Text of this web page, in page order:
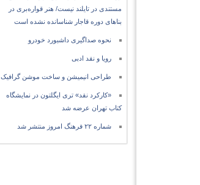
مستندی در تایلند نیست/ هنر قواره‌بری در
بناهای دوره قاجار شناسانده نشده است
نحوه صداگیری داشبورد خودرو
رویا و نقد ادبی
طراحی انیمیشن و ساخت موشن گرافیک
«کارکرد نقد» تری ایگلتون در نمایشگاه
کتاب تهران عرضه شد
شماره ۲۲ فرهنگ امروز منتشر شد